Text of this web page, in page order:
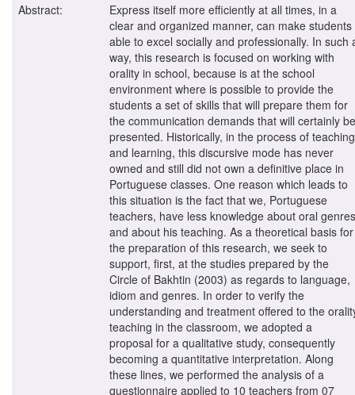
Abstract:
Express itself more efficiently at all times, in a
clear and organized manner, can make students
able to excel socially and professionally. In such
way, this research is focused on working with
orality in school, because is at the school
environment where is possible to provide the
students a set of skills that will prepare them for
the communication demands that will certainly be
presented. Historically, in the process of teaching
and learning, this discursive mode has never
owned and still did not own a definitive place in
Portuguese classes. One reason which leads to
this situation is the fact that we, Portuguese
teachers, have less knowledge about oral genres
and about his teaching. As a theoretical basis for
the preparation of this research, we seek to
support, first, at the studies prepared by the
Circle of Bakhtin (2003) as regards to language,
idiom and genres. In order to verify the
understanding and treatment offered to the
teaching in the classroom, we adopted a
proposal for a qualitative study, consequently
becoming a quantitative interpretation. Along
these lines, we performed the analysis of a
questionnaire applied to 10 teachers from 07